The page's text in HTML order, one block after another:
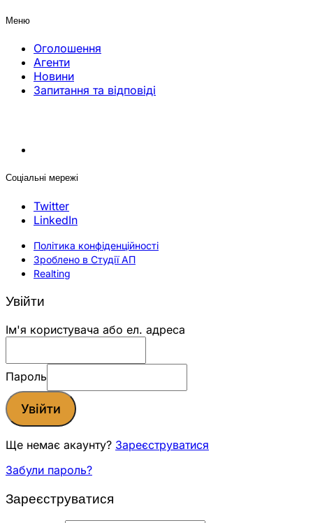
Меню
Оголошення
Агенти
Новини
Запитання та відповіді
Соціальні мережі
Twitter
LinkedIn
Політика конфіденційності
Зроблено в Студії АП
Realting
Увійти
Ім'я користувача або ел. адреса
Пароль
Увійти
Ще немає акаунту? Зареєструватися
Забули пароль?
Зареєструватися